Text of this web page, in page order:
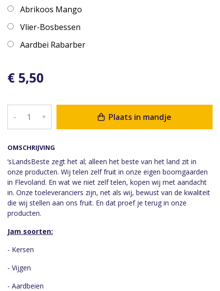
OMSCHRIJVING
‘sLandsBeste zegt het al; alleen het beste van het land zit in
onze producten. Wij telen zelf fruit in onze eigen boomgaarden
in Flevoland. En wat we niet zelf telen, kopen wij met aandacht
in. Onze toeleveranciers zijn, net als wij, bewust van de kwaliteit
die wij stellen aan ons fruit. En dat proef je terug in onze
producten.
Jam soorten:
- Kersen
- Vijgen
- Aardbeien
Abrikoos Mango
Vlier-Bosbessen
Aardbei Rabarber
€ 5,50
– + Plaats in mandje